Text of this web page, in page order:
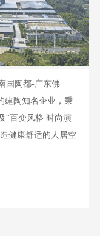
国陶都-广东佛
建陶知名企业，秉
“百变风格 时尚演
健康舒适的人居空
更多>